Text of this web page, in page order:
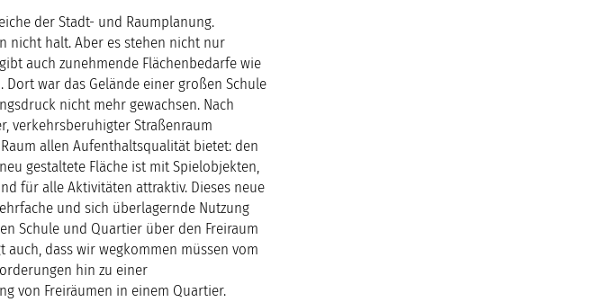
der Stadt- und Raumplanung.
nicht halt. Aber es stehen nicht nur
auch zunehmende Flächenbedarfe wie
war das Gelände einer großen Schule
nicht mehr gewachsen. Nach
verkehrsberuhigter Straßenraum
allen Aufenthaltsqualität bietet: den
gestaltete Fläche ist mit Spielobjekten,
für alle Aktivitäten attraktiv. Dieses neue
und sich überlagernde Nutzung
Schule und Quartier über den Freiraum
dass wir wegkommen müssen vom
hin zu einer
von Freiräumen in einem Quartier.